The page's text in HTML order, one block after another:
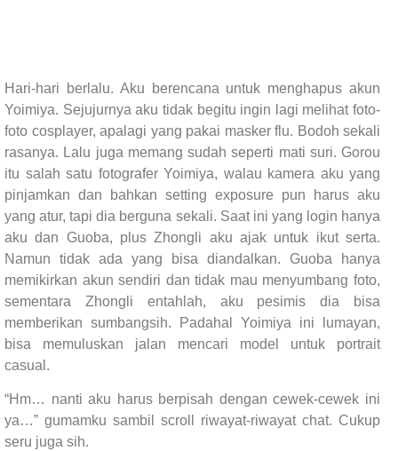
Hari-hari berlalu. Aku berencana untuk menghapus akun
Yoimiya. Sejujurnya aku tidak begitu ingin lagi melihat foto-
foto cosplayer, apalagi yang pakai masker flu. Bodoh sekali
rasanya. Lalu juga memang sudah seperti mati suri. Gorou
itu salah satu fotografer Yoimiya, walau kamera aku yang
pinjamkan dan bahkan setting exposure pun harus aku
yang atur, tapi dia berguna sekali. Saat ini yang login hanya
aku dan Guoba, plus Zhongli aku ajak untuk ikut serta.
Namun tidak ada yang bisa diandalkan. Guoba hanya
memikirkan akun sendiri dan tidak mau menyumbang foto,
sementara Zhongli entahlah, aku pesimis dia bisa
memberikan sumbangsih. Padahal Yoimiya ini lumayan,
bisa memuluskan jalan mencari model untuk portrait
casual.
“Hm… nanti aku harus berpisah dengan cewek-cewek ini
ya…” gumamku sambil scroll riwayat-riwayat chat. Cukup
seru juga sih.